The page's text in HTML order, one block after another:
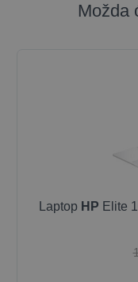
Možda
Laptop HP Elite